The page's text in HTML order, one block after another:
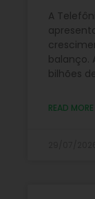
A
balanço.
bilhões
READ MORE